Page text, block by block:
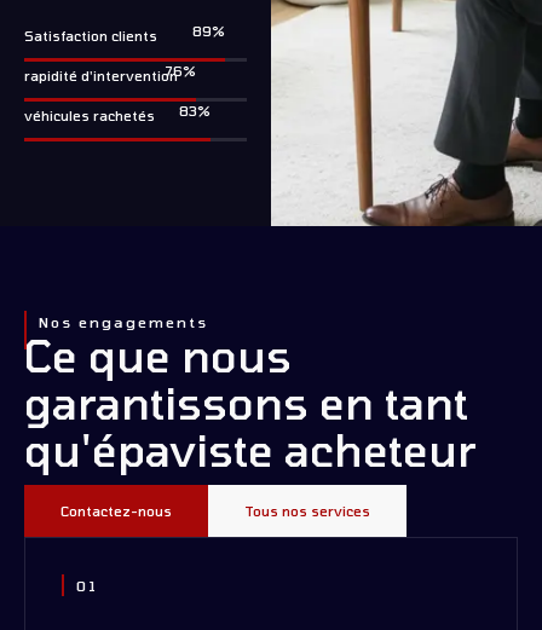
Satisfaction clients 99
rapidité d'intervention 85
véhicules rachetés 92
Nos engagements
Ce que nous
garantissons en tant
qu'épaviste acheteur
Contactez-nous Tous nos services
01